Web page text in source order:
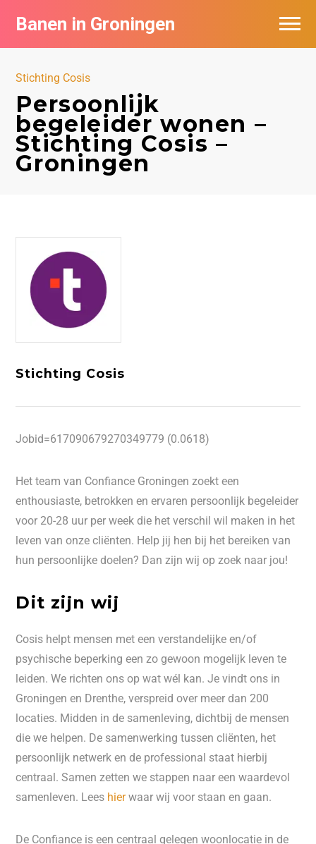
Banen in Groningen
Stichting Cosis
Persoonlijk
begeleider wonen –
Stichting Cosis –
Groningen
Stichting Cosis
Jobid=617090679270349779 (0.0618)
Het team van Confiance Groningen zoekt een
enthousiaste, betrokken en ervaren persoonlijk begeleider
voor 20-28 uur per week die het verschil wil maken in het
leven van onze cliënten. Help jij hen bij het bereiken van
hun persoonlijke doelen? Dan zijn wij op zoek naar jou!
Dit zijn wij
Cosis helpt mensen met een verstandelijke en/of
psychische beperking een zo gewoon mogelijk leven te
leiden. We richten ons op wat wél kan. Je vindt ons in
Groningen en Drenthe, verspreid over meer dan 200
locaties. Midden in de samenleving, dichtbij de mensen
die we helpen. De samenwerking tussen cliënten, het
persoonlijk netwerk en de professional staat hierbij
centraal. Samen zetten we stappen naar een waardevol
samenleven. Lees hierwaar wij voor staan en gaan.
De Confiance is een centraal gelegen woonlocatie in de
Vacatures per bedrijf
De populairste vacatures in Groningen
Nieuwsbrief feed